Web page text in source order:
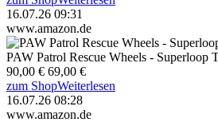
16.07.26 09:31
www.amazon.de
PAW Patrol Rescue Wheels - Superloop
90,00 € 69,00 €
zum ShopWeiterlesen
16.07.26 08:28
www.amazon.de